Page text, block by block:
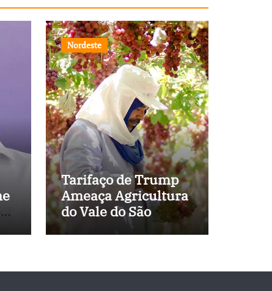
Nordeste
Tarifaço de Trump
Ameaça Agricultura
do Vale do São
Francisco, e